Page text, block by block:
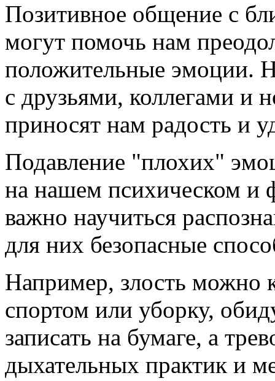
Позитивное общение с
могут помочь нам
положительные эмоции.
с друзьями, коллегами и
приносят нам радость и
Подавление "плохих"
на нашем психическом и
важно научиться
для них безопасные
Например, злость можно
спортом или уборку,
записать на бумаге, а
дыхательных практик и